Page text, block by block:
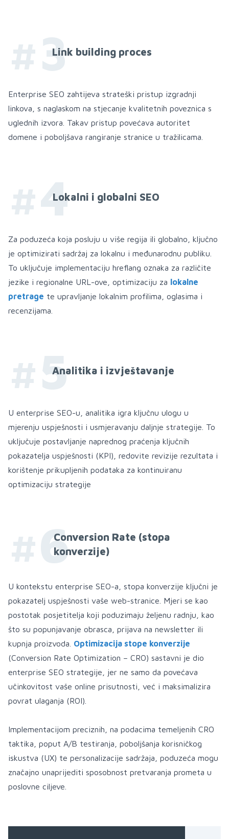
#3Link building proces
Enterprise SEO zahtijeva strateški pristup izgradnji
linkova, s naglaskom na stjecanje kvalitetnih poveznica s
uglednih izvora. Takav pristup povećava autoritet
domene i poboljšava rangiranje stranice u tražilicama.
#4Lokalni i globalni SEO
Za poduzeća koja posluju u više regija ili globalno, ključno
je optimizirati sadržaj za lokalnu i međunarodnu publiku.
To uključuje implementaciju hreflang oznaka za različite
jezike i regionalne URL-ove, optimizaciju za lokalne
pretrage te upravljanje lokalnim profilima, oglasima i
recenzijama.
#5Analitika i izvještavanje
U enterprise SEO-u, analitika igra ključnu ulogu u
mjerenju uspješnosti i usmjeravanju daljnje strategije. To
uključuje postavljanje naprednog praćenja ključnih
pokazatelja uspješnosti (KPI), redovite revizije rezultata i
korištenje prikupljenih podataka za kontinuiranu
optimizaciju strategije
#6Conversion Rate (stopa
konverzije)
U kontekstu enterprise SEO-a, stopa konverzije ključni je
pokazatelj uspješnosti vaše web-stranice. Mjeri se kao
postotak posjetitelja koji poduzimaju željenu radnju, kao
što su popunjavanje obrasca, prijava na newsletter ili
kupnja proizvoda. Optimizacija stope konverzije
(Conversion Rate Optimization – CRO) sastavni je dio
enterprise SEO strategije, jer ne samo da povećava
učinkovitost vaše online prisutnosti, već i maksimalizira
povrat ulaganja (ROI).
Implementacijom preciznih, na podacima temeljenih CRO
taktika, poput A/B testiranja, poboljšanja korisničkog
iskustva (UX) te personalizacije sadržaja, poduzeća mogu
značajno unaprijediti sposobnost pretvaranja prometa u
poslovne ciljeve.